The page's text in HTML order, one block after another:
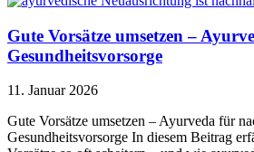
Gute Vorsätze umsetzen –
Gesundheitsvorsorge
11. Januar 2026
Gute Vorsätze umsetzen – Ayurveda für
Gesundheitsvorsorge In diesem Beitrag